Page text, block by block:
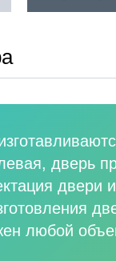
дверь
двери
любой